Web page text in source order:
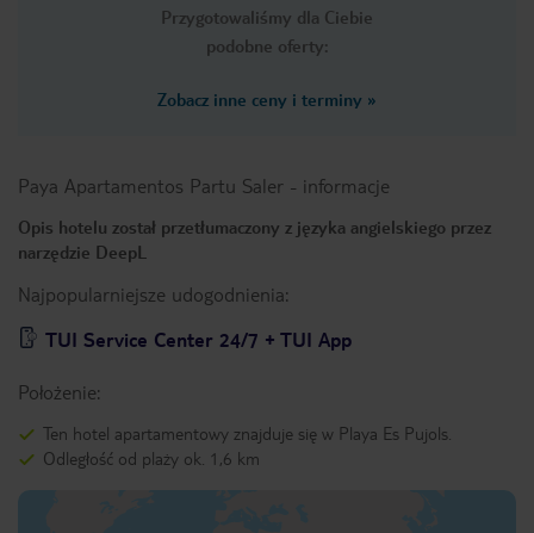
Przygotowaliśmy dla Ciebie
podobne oferty:
Zobacz inne ceny i terminy »
Paya Apartamentos Partu Saler - informacje
Opis hotelu został przetłumaczony z języka angielskiego przez
narzędzie DeepL
Najpopularniejsze udogodnienia:
TUI Service Center 24/7 + TUI App
Położenie:
Ten hotel apartamentowy znajduje się w Playa Es Pujols.
Odległość od plaży ok. 1,6 km